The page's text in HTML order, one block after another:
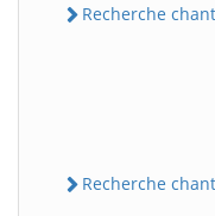
Recherche
Recherche